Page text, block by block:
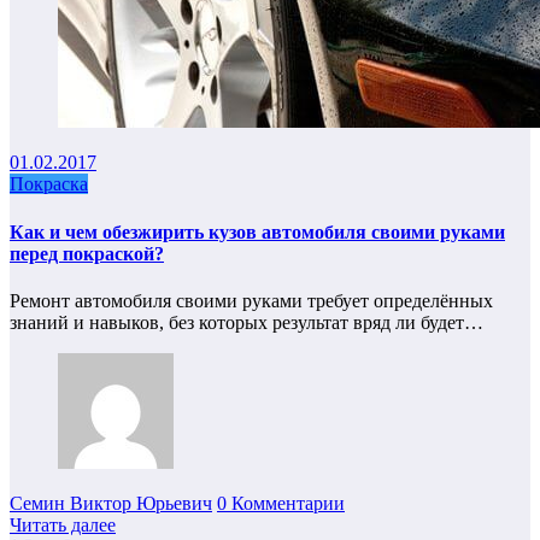
01.02.2017
Покраска
Как и чем обезжирить кузов автомобиля своими руками
перед покраской?
Ремонт автомобиля своими руками требует определённых
знаний и навыков, без которых результат вряд ли будет…
Семин Виктор Юрьевич 0 Комментарии
Читать далее